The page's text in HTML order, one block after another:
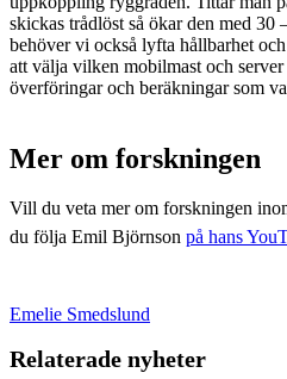
skickas trådlöst så ökar den med 30
behöver vi också lyfta hållbarhet
att välja vilken mobilmast och server
överföringar och beräkningar som
Mer om forskningen
Vill du veta mer om forskningen
du följa Emil Björnson på hans
Emelie Smedslund
Relaterade nyheter